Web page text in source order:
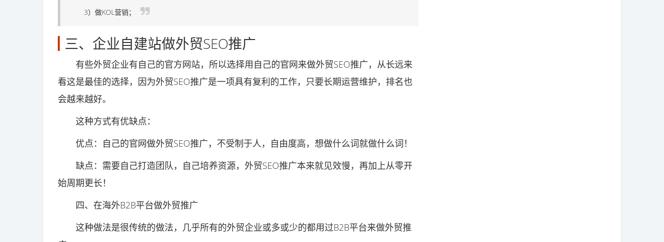
3）做KOL营销；
三、企业自建站做外贸SEO推广
有些外贸企业有自己的官方网站，所以选择用自己的官网来做外贸SEO推广，从长远来
看这是最佳的选择，因为外贸SEO推广是一项具有复利的工作，只要长期运营维护，排名也
会越来越好。
这种方式有优缺点：
优点：自己的官网做外贸SEO推广，不受制于人，自由度高，想做什么词就做什么词！
缺点：需要自己打造团队，自己培养资源，外贸SEO推广本来就见效慢，再加上从零开
始周期更长！
四、在海外B2B平台做外贸推广
这种做法是很传统的做法，几乎所有的外贸企业或多或少的都用过B2B平台来做外贸推